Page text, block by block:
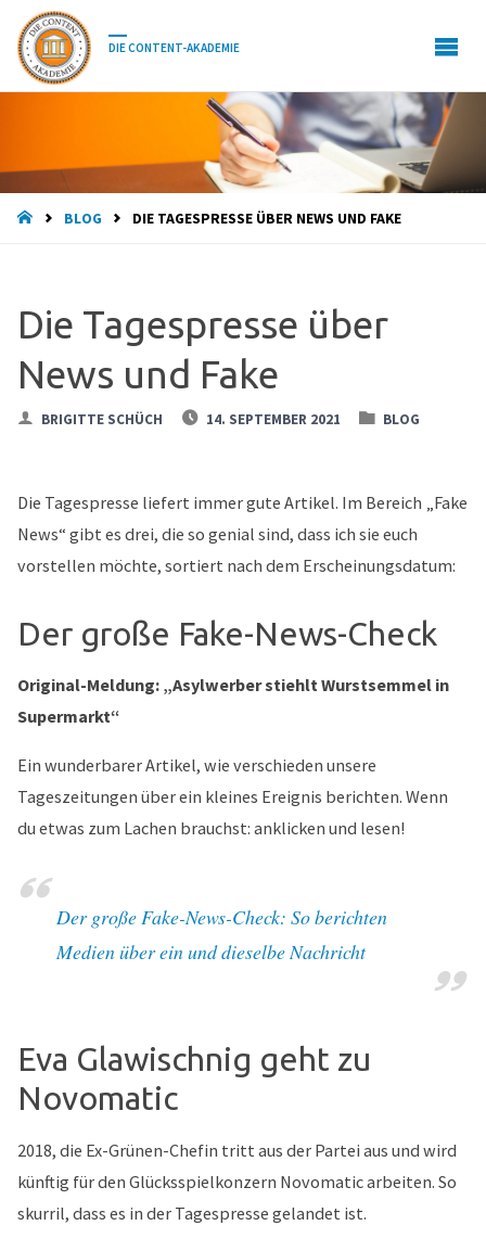
DIE CONTENT-AKADEMIE
HOMEBLOG DIE TAGESPRESSE ÜBER NEWS UND FAKE
Die Tagespresse über
News und Fake
BRIGITTE SCHÜCH 14. SEPTEMBER 2021 BLOG
Die Tagespresse liefert immer gute Artikel. Im Bereich „Fake
News“ gibt es drei, die so genial sind, dass ich sie euch
vorstellen möchte, sortiert nach dem Erscheinungsdatum:
Der große Fake-News-Check
Original-Meldung: „Asylwerber stiehlt Wurstsemmel in
Supermarkt“
Ein wunderbarer Artikel, wie verschieden unsere
Tageszeitungen über ein kleines Ereignis berichten. Wenn
du etwas zum Lachen brauchst: anklicken und lesen!
Der große Fake-News-Check: So berichten
Medien über ein und dieselbe Nachricht
Eva Glawischnig geht zu
Novomatic
2018, die Ex-Grünen-Chefin tritt aus der Partei aus und wird
künftig für den Glücksspielkonzern Novomatic arbeiten. So
skurril, dass es in der Tagespresse gelandet ist.